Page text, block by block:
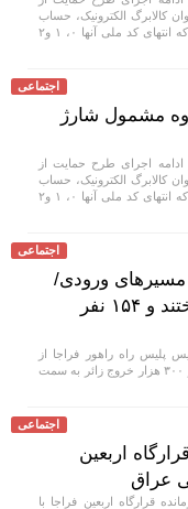
کالابرگ الکترونیک، حساب
سرپرستان خانوار‌هایی که انتهای کد ملی آنها ۰، ۱ و۲
اجتماعی
مشمول شارژ
ادامه اجرای طرح حمایت از
کالابرگ الکترونیک، حساب
سرپرستان خانوار‌هایی که انتهای کد ملی آنها ۰، ۱ و۲
اجتماعی
ورودی/
۲۴ زائر جان باختند و ۱۵۴ نفر
پلیس راه راهور فراجا از
ثبت بیش از ۳ میلیون و ۳۰۰ هزار خروج زائر به سمت
اجتماعی
اربعین
عراق
قرارگاه اربعین فراجا با